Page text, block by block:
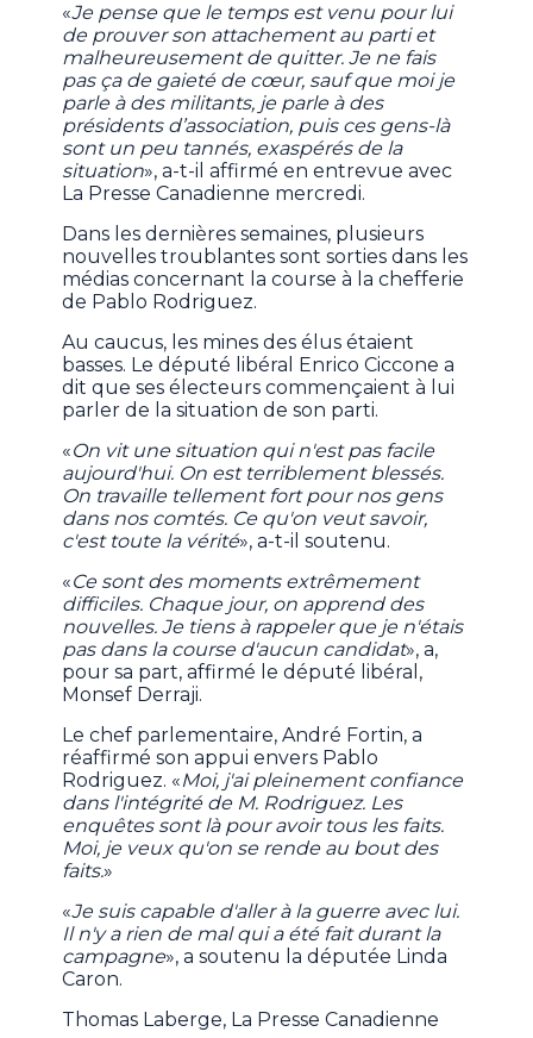
«Je pense que le temps est venu pour lui
de prouver son attachement au parti et
malheureusement de quitter. Je ne fais
pas ça de gaieté de cœur, sauf que moi je
parle à des militants, je parle à des
présidents d’association, puis ces gens-là
sont un peu tannés, exaspérés de la
situation», a-t-il affirmé en entrevue avec
La Presse Canadienne mercredi.
Dans les dernières semaines, plusieurs
nouvelles troublantes sont sorties dans les
médias concernant la course à la chefferie
de Pablo Rodriguez.
Au caucus, les mines des élus étaient
basses. Le député libéral Enrico Ciccone a
dit que ses électeurs commençaient à lui
parler de la situation de son parti.
«On vit une situation qui n'est pas facile
aujourd'hui. On est terriblement blessés.
On travaille tellement fort pour nos gens
dans nos comtés. Ce qu'on veut savoir,
c'est toute la vérité», a-t-il soutenu.
«Ce sont des moments extrêmement
difficiles. Chaque jour, on apprend des
nouvelles. Je tiens à rappeler que je n'étais
pas dans la course d'aucun candidat», a,
pour sa part, affirmé le député libéral,
Monsef Derraji.
Le chef parlementaire, André Fortin, a
réaffirmé son appui envers Pablo
Rodriguez. «Moi, j'ai pleinement confiance
dans l'intégrité de M. Rodriguez. Les
enquêtes sont là pour avoir tous les faits.
Moi, je veux qu'on se rende au bout des
faits.»
«Je suis capable d'aller à la guerre avec lui.
Il n'y a rien de mal qui a été fait durant la
campagne», a soutenu la députée Linda
Caron.
Thomas Laberge, La Presse Canadienne